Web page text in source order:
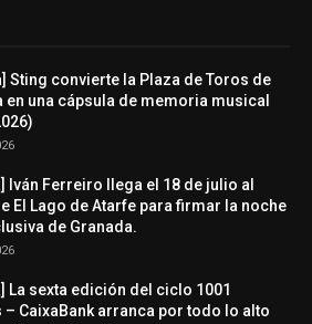
Sting convierte la Plaza de Toros de
en una cápsula de memoria musical
Iván Ferreiro llega el 18 de julio al
El Lago de Atarfe para firmar la noche
de Granada.
La sexta edición del ciclo 1001
– CaixaBank arranca por todo lo alto